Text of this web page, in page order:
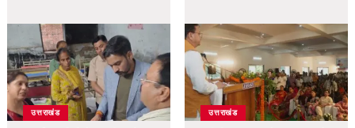
उत्तराखंड उत्तराखंड